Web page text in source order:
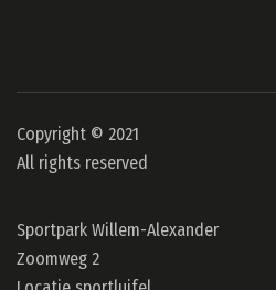
Copyright © 2021
All rights reserved
Sportpark Willem-Alexander
Zoomweg 2